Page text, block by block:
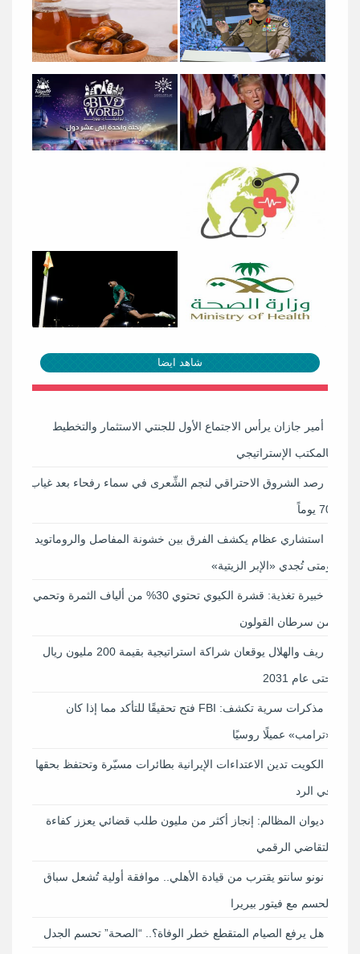
شاهد ايضا
أمير جازان يرأس الاجتماع الأول للجنتي الاستثمار والتخطيط
بالمكتب الإستراتيجي
رصد الشروق الاحتراقي لنجم الشِّعرى في سماء رفحاء بعد غياب
70 يوماً
استشاري عظام يكشف الفرق بين خشونة المفاصل والروماتويد
ومتى تُجدي «الإبر الزيتية»
خبيرة تغذية: قشرة الكيوي تحتوي 30% من ألياف الثمرة وتحمي
من سرطان القولون
ريف والهلال يوقعان شراكة استراتيجية بقيمة 200 مليون ريال
حتى عام 2031
مذكرات سرية تكشف: FBI فتح تحقيقًا للتأكد مما إذا كان
«ترامب» عميلًا روسيًا
الكويت تدين الاعتداءات الإيرانية بطائرات مسيّرة وتحتفظ بحقها
في الرد
ديوان المظالم: إنجاز أكثر من مليون طلب قضائي يعزز كفاءة
التقاضي الرقمي
نونو سانتو يقترب من قيادة الأهلي.. موافقة أولية تُشعل سباق
الحسم مع فيتور بيريرا
هل يرفع الصيام المتقطع خطر الوفاة؟.. “الصحة” تحسم الجدل